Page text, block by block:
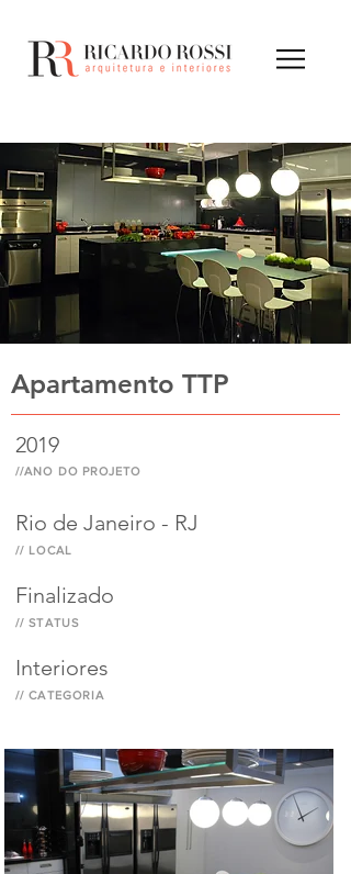
Apartamento TTP
2019
//ANO DO PROJETO
Rio de Janeiro - RJ
// LOCAL
Finalizado
// STATUS
Interiores
// CATEGORIA